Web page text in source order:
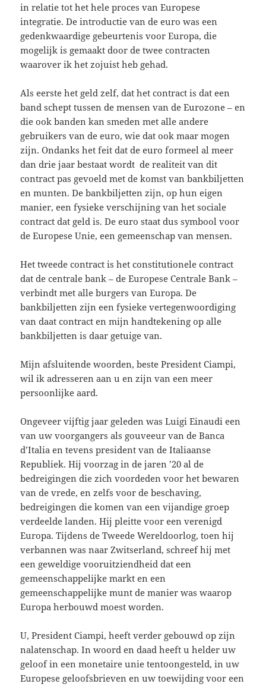
in relatie tot het hele proces van Europese
integratie. De introductie van de euro was een
gedenkwaardige gebeurtenis voor Europa, die
mogelijk is gemaakt door de twee contracten
waarover ik het zojuist heb gehad.
Als eerste het geld zelf, dat het contract is dat een
band schept tussen de mensen van de Eurozone – en
die ook banden kan smeden met alle andere
gebruikers van de euro, wie dat ook maar mogen
zijn. Ondanks het feit dat de euro formeel al meer
dan drie jaar bestaat wordt de realiteit van dit
contract pas gevoeld met de komst van bankbiljetten
en munten. De bankbiljetten zijn, op hun eigen
manier, een fysieke verschijning van het sociale
contract dat geld is. De euro staat dus symbool voor
de Europese Unie, een gemeenschap van mensen.
Het tweede contract is het constitutionele contract
dat de centrale bank – de Europese Centrale Bank –
verbindt met alle burgers van Europa. De
bankbiljetten zijn een fysieke vertegenwoordiging
van daat contract en mijn handtekening op alle
bankbiljetten is daar getuige van.
Mijn afsluitende woorden, beste President Ciampi,
wil ik adresseren aan u en zijn van een meer
persoonlijke aard.
Ongeveer vijftig jaar geleden was Luigi Einaudi een
van uw voorgangers als gouveeur van de Banca
d’Italia en tevens president van de Italiaanse
Republiek. Hij voorzag in de jaren ’20 al de
bedreigingen die zich voordeden voor het bewaren
van de vrede, en zelfs voor de beschaving,
bedreigingen die komen van een vijandige groep
verdeelde landen. Hij pleitte voor een verenigd
Europa. Tijdens de Tweede Wereldoorlog, toen hij
verbannen was naar Zwitserland, schreef hij met
een geweldige vooruitziendheid dat een
gemeenschappelijke markt en een
gemeenschappelijke munt de manier was waarop
Europa herbouwd moest worden.
U, President Ciampi, heeft verder gebouwd op zijn
nalatenschap. In woord en daad heeft u helder uw
geloof in een monetaire unie tentoongesteld, in uw
Europese geloofsbrieven en uw toewijding voor een